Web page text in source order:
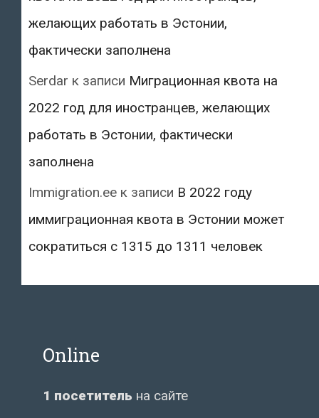
желающих работать в Эстонии,
фактически заполнена
Serdar к записи Миграционная квота на
2022 год для иностранцев, желающих
работать в Эстонии, фактически
заполнена
Immigration.ee к записи В 2022 году
иммиграционная квота в Эстонии может
сократиться с 1315 до 1311 человек
Online
1 посетитель на сайте